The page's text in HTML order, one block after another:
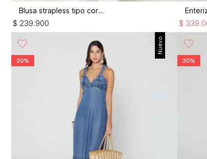
Blusa strapless tipo corset
$ 239 900 $ 339
Nuevo
20% 30%